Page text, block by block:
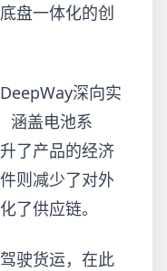
盘一体化的创
深向实
涵盖电池系
了产品的经济
则减少了对外
了供应链。
驶货运，在此